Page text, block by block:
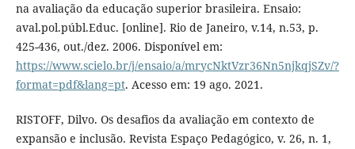
na avaliação da educação superior brasileira. Ensaio:
aval.pol.públ.Educ. [online]. Rio de Janeiro, v.14, n.53, p.
425-436, out./dez. 2006. Disponível em:
https://www.scielo.br/j/ensaio/a/mrycNktVzr36Nn5njkqjSZv/?
format=pdf&lang=pt. Acesso em: 19 ago. 2021.
RISTOFF, Dilvo. Os desafios da avaliação em contexto de
expansão e inclusão. Revista Espaço Pedagógico, v. 26, n. 1,